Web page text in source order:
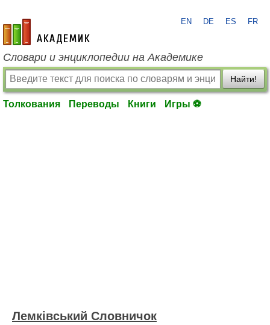
academic.ru
EN DE ES FR
Словари и энциклопедии на Академике
Найти!
Толкования Переводы Книги Игры ⚽
Лемківський Словничок